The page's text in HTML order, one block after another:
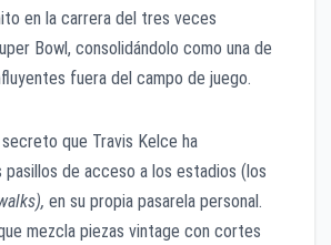
en la carrera del tres veces
Bowl, consolidándolo como una de
fuera del campo de juego.
que Travis Kelce ha
pasillos de acceso a los estadios (los
en su propia pasarela personal.
mezcla piezas vintage con cortes